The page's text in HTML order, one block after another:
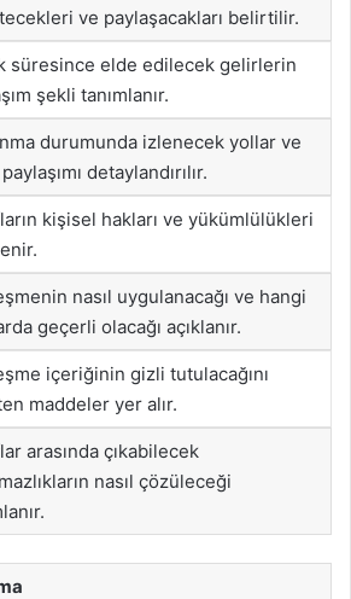
ve paylaşacakları belirtilir.
süresince elde edilecek gelirlerin
şekli tanımlanır.
durumunda izlenecek yollar ve
detaylandırılır.
kişisel hakları ve yükümlülükleri
nasıl uygulanacağı ve hangi
geçerli olacağı açıklanır.
içeriğinin gizli tutulacağını
maddeler yer alır.
arasında çıkabilecek
nasıl çözüleceği